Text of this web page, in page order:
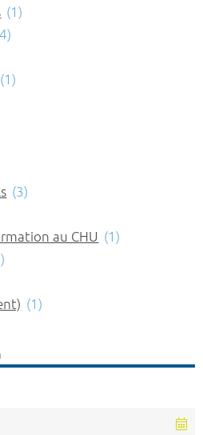
(1)
(1)
(3)
au CHU (1)
(1)